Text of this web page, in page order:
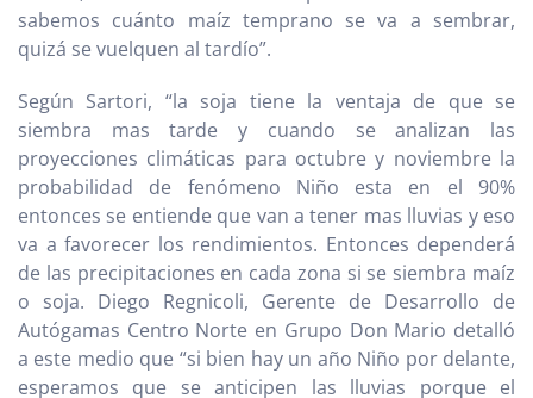
sabemos cuánto maíz temprano se va a sembrar,
quizá se vuelquen al tardío”.
Según Sartori, “la soja tiene la ventaja de que se
siembra mas tarde y cuando se analizan las
proyecciones climáticas para octubre y noviembre la
probabilidad de fenómeno Niño esta en el 90%
entonces se entiende que van a tener mas lluvias y eso
va a favorecer los rendimientos. Entonces dependerá
de las precipitaciones en cada zona si se siembra maíz
o soja. Diego Regnicoli, Gerente de Desarrollo de
Autógamas Centro Norte en Grupo Don Mario detalló
a este medio que “si bien hay un año Niño por delante,
esperamos que se anticipen las lluvias porque el